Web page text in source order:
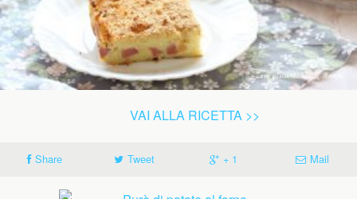
VAI ALLA RICETTA >>
Share Tweet + 1 Mail